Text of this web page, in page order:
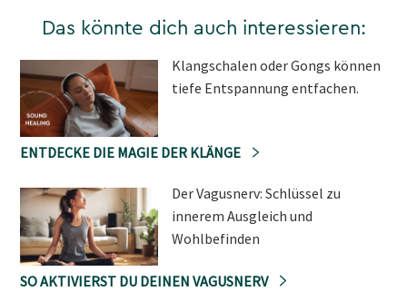
Das könnte dich auch interessieren:
Klangschalen oder Gongs können
tiefe Entspannung entfachen.
ENTDECKE DIE MAGIE DER KLÄNGE
Der Vagusnerv: Schlüssel zu
innerem Ausgleich und
Wohlbefinden
SO AKTIVIERST DU DEINEN VAGUSNERV